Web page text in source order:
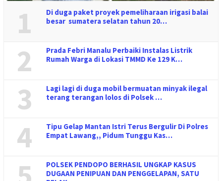
1
Di duga paket proyek pemeliharaan irigasi balai
besar sumatera selatan tahun 20…
2
Prada Febri Manalu Perbaiki Instalas Listrik
Rumah Warga di Lokasi TMMD Ke 129 K…
3
Lagi lagi di duga mobil bermuatan minyak ilegal
terang terangan lolos di Polsek …
4
Tipu Gelap Mantan Istri Terus Bergulir Di Polres
Empat Lawang,, Pidum Tunggu Kas…
POLSEK PENDOPO BERHASIL UNGKAP KASUS
DUGAAN PENIPUAN DAN PENGGELAPAN, SATU